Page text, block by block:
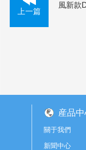
上一篇
風新款
産品
關于我們
新聞中心